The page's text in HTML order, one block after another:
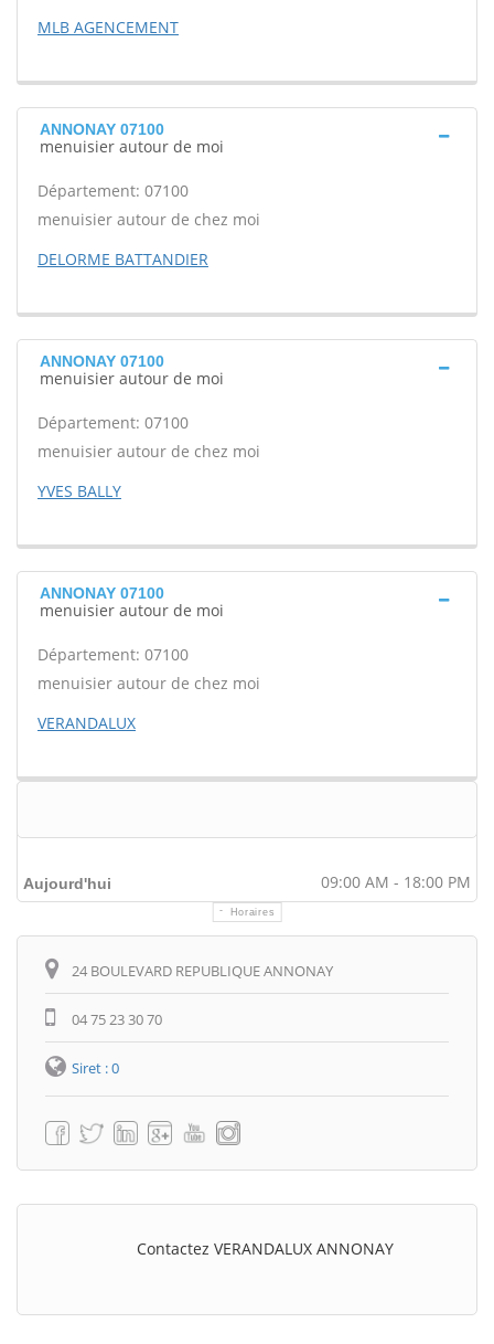
MLB AGENCEMENT
ANNONAY 07100
menuisier autour de moi
Département: 07100
menuisier autour de chez moi
DELORME BATTANDIER
ANNONAY 07100
menuisier autour de moi
Département: 07100
menuisier autour de chez moi
YVES BALLY
ANNONAY 07100
menuisier autour de moi
Département: 07100
menuisier autour de chez moi
VERANDALUX
Aujourd'hui 09:00 AM - 18:00 PM
Horaires
24 BOULEVARD REPUBLIQUE ANNONAY
04 75 23 30 70
Siret : 0
Contactez VERANDALUX ANNONAY